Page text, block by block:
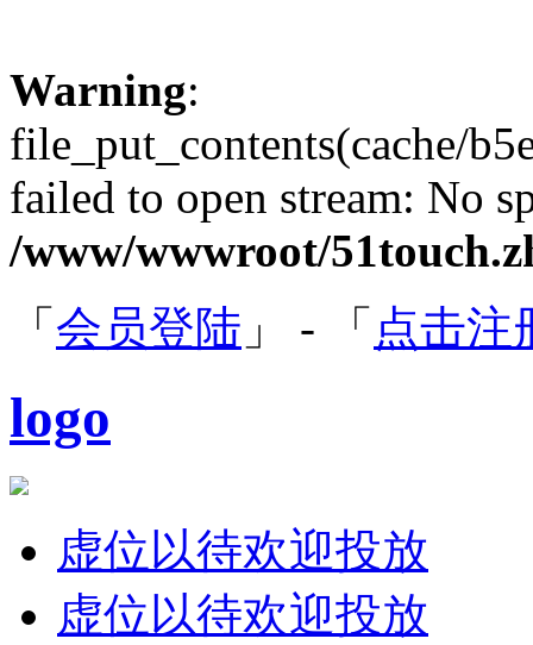
Warning:
file_put_contents(cache/
failed to open stream: No
/www/wwwroot/
「 会员登陆 」 - 「 点击注
logo
虚位以待欢迎投放
虚位以待欢迎投放